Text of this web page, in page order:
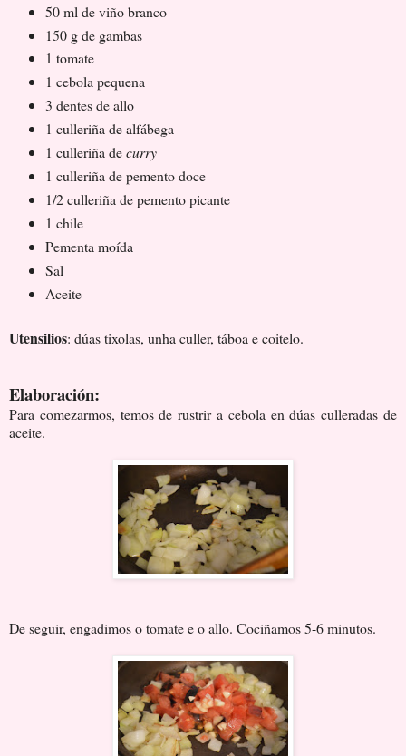
50 ml de viño branco
150 g de gambas
1 tomate
1 cebola pequena
3 dentes de allo
1 culleriña de alfábega
1 culleriña decurry
1 culleriña de pemento doce
1/2 culleriña de pemento picante
1 chile
Pementa moída
Sal
Aceite
Utensilios: dúas tixolas, unha culler, táboa e coitelo.
Elaboración:
Para comezarmos, temos de rustrir a cebola en dúas culleradas de
aceite.
De seguir, engadimos o tomate e o allo. Cociñamos 5-6 minutos.